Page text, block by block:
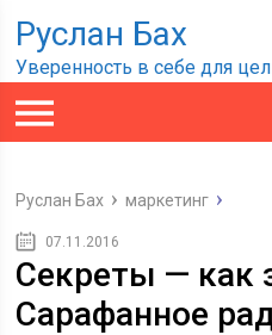
Руслан Бах
Уверенность в себе для
Руслан Бах маркетинг
07.11.2016
Секреты — как
Сарафанное